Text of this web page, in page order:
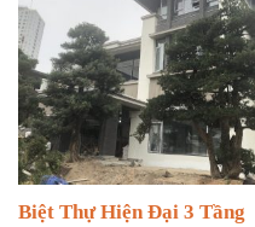
Biệt Thự Hiện Đại 3 Tầng